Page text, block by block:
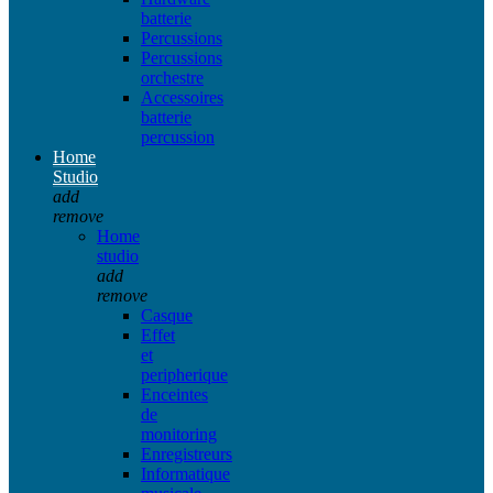
batterie
Percussions
Percussions
orchestre
Accessoires
batterie
percussion
Home
Studio
add
remove
Home
studio
add
remove
Casque
Effet
et
peripherique
Enceintes
de
monitoring
Enregistreurs
Informatique